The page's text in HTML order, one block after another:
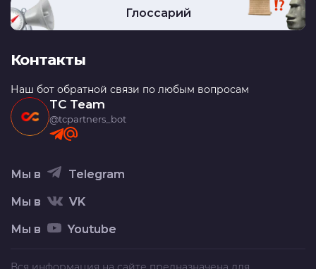
Глоссарий
Контакты
Наш бот обратной связи по любым вопросам
TC Team
@tcpartners_bot
Мы в Telegram
Мы в VK
Мы в Youtube